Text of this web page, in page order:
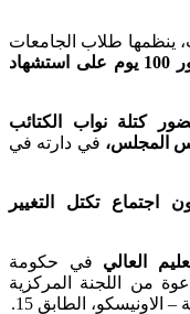
ينظمها طلاب الجامعات
بمناسبة مرور 100 يوم على استشهاد
كتلة نواب الكتائب
المجلس، في دارته في
اجتماع تكتل التغيير
في حكومة
من اللجنة المركزية
الاونيسكو، الطابق 15.